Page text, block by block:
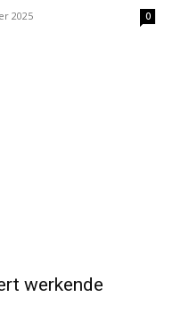
2025 0
werkende